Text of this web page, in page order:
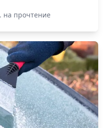
на прочтение